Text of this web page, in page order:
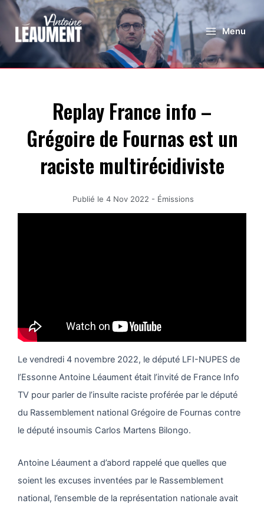
Menu
Replay France info –
Grégoire de Fournas est un
raciste multirécidiviste
Publié le 4 Nov 2022 - Émissions
Le vendredi 4 novembre 2022, le député LFI-NUPES de
l’Essonne Antoine Léaument était l’invité de France Info
TV pour parler de l’insulte raciste proférée par le député
du Rassemblement national Grégoire de Fournas contre
le député insoumis Carlos Martens Bilongo.
Antoine Léaument a d’abord rappelé que quelles que
soient les excuses inventées par le Rassemblement
national, l’ensemble de la représentation nationale avait